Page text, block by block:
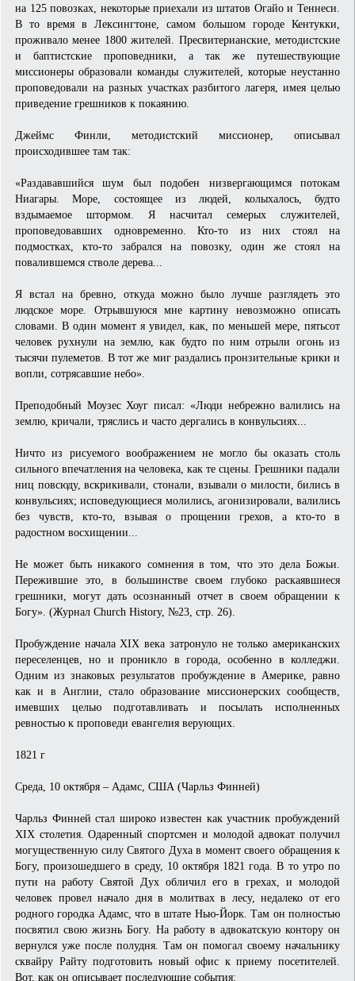
на 125 повозках, некоторые приехали из штатов Огайо и Теннеси.
В то время в Лексингтоне, самом большом городе Кентукки,
проживало менее 1800 жителей. Пресвитерианские, методистские
и баптистские проповедники, а так же путешествующие
миссионеры образовали команды служителей, которые неустанно
проповедовали на разных участках разбитого лагеря, имея целью
приведение грешников к покаянию.
Джеймс Финли, методистский миссионер, описывал
происходившее там так:
«Раздававшийся шум был подобен низвергающимся потокам
Ниагары. Море, состоящее из людей, колыхалось, будто
вздымаемое штормом. Я насчитал семерых служителей,
проповедовавших одновременно. Кто-то из них стоял на
подмостках, кто-то забрался на повозку, один же стоял на
повалившемся стволе дерева...
Я встал на бревно, откуда можно было лучше разглядеть это
людское море. Отрывшуюся мне картину невозможно описать
словами. В один момент я увидел, как, по меньшей мере, пятьсот
человек рухнули на землю, как будто по ним отрыли огонь из
тысячи пулеметов. В тот же миг раздались пронзительные крики и
вопли, сотрясавшие небо».
Преподобный Моузес Хоуг писал: «Люди небрежно валились на
землю, кричали, тряслись и часто дергались в конвульсиях...
Ничто из рисуемого воображением не могло бы оказать столь
сильного впечатления на человека, как те сцены. Грешники падали
ниц повсюду, вскрикивали, стонали, взывали о милости, бились в
конвульсиях; исповедующиеся молились, агонизировали, валились
без чувств, кто-то, взывая о прощении грехов, а кто-то в
радостном восхищении...
Не может быть никакого сомнения в том, что это дела Божьи.
Пережившие это, в большинстве своем глубоко раскаявшиеся
грешники, могут дать осознанный отчет в своем обращении к
Богу». (Журнал Church History, №23, стр. 26).
Пробуждение начала XIX века затронуло не только американских
переселенцев, но и проникло в города, особенно в колледжи.
Одним из знаковых результатов пробуждение в Америке, равно
как и в Англии, стало образование миссионерских сообществ,
имевших целью подготавливать и посылать исполненных
ревностью к проповеди евангелия верующих.
1821 г
Среда, 10 октября – Адамс, США (Чарльз Финней)
Чарльз Финней стал широко известен как участник пробуждений
XIX столетия. Одаренный спортсмен и молодой адвокат получил
могущественную силу Святого Духа в момент своего обращения к
Богу, произошедшего в среду, 10 октября 1821 года. В то утро по
пути на работу Святой Дух обличил его в грехах, и молодой
человек провел начало дня в молитвах в лесу, недалеко от его
родного городка Адамс, что в штате Нью-Йорк. Там он полностью
посвятил свою жизнь Богу. На работу в адвокатскую контору он
вернулся уже после полудня. Там он помогал своему начальнику
сквайру Райту подготовить новый офис к приему посетителей.
Вот, как он описывает последующие события: